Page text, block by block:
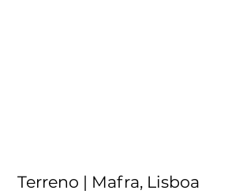
Terreno | Mafra, Lisboa